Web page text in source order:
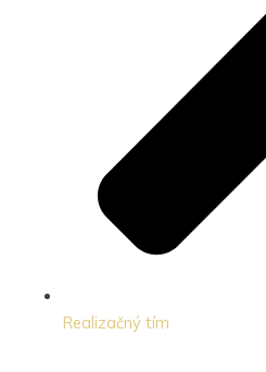
Realizačný tím